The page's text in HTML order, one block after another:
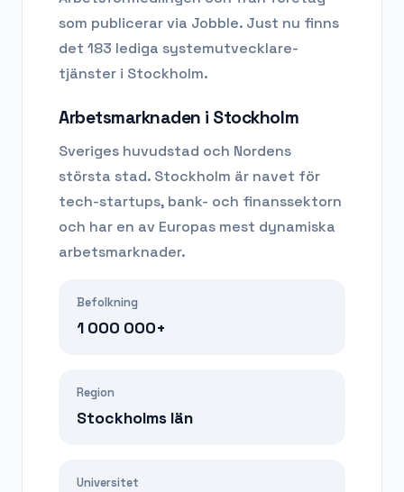
som publicerar via Jobble. Just nu finns
det 183 lediga systemutvecklare-
tjänster i Stockholm.
Arbetsmarknaden i Stockholm
Sveriges huvudstad och Nordens
största stad. Stockholm är navet för
tech-startups, bank- och finanssektorn
och har en av Europas mest dynamiska
arbetsmarknader.
Befolkning
1 000 000+
Region
Stockholms län
Universitet